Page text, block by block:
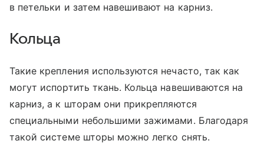
в петельки и затем навешивают на карниз.
Кольца
Такие крепления используются нечасто, так как
могут испортить ткань. Кольца навешиваются на
карниз, а к шторам они прикрепляются
специальными небольшими зажимами. Благодаря
такой системе шторы можно легко снять.